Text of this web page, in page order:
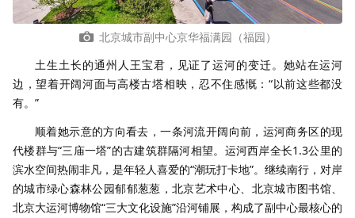
北京城市副中心京华福满园（福园）
土生土长的通州人王宝君，见证了运河的变迁。她站在运河
边，望着开阔河面与高楼古塔相映，忍不住感慨：“以前这些都没
有。”
顺着她示意的方向看去，一条河流开阔向前，运河商务区的现
代楼群与“三庙一塔”的古建筑群隔河相望。运河西岸全长1.3公里的
滨水空间热闹非凡，是年轻人喜爱的“潮玩打卡地”。继续南行，对岸
的城市绿心森林公园郁郁葱葱，北京艺术中心、北京城市图书馆、
北京大运河博物馆“三大文化设施”沿河铺展，构成了副中心最核心的